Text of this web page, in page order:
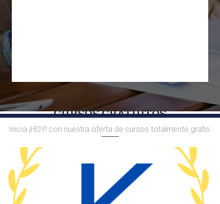
CURSOS GRATUITOS
Inicia ¡HOY! con nuestra oferta de cursos totalmente gratis.